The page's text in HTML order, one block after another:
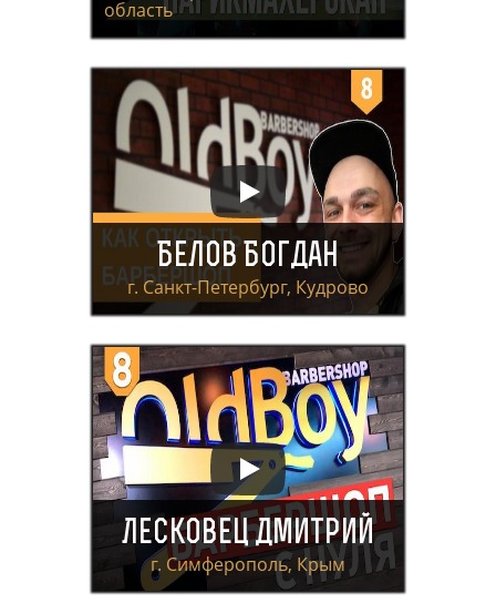
область
Белов Богдан
г. Санкт-Петербург, Кудрово
Лесковец Дмитрий
г. Симферополь, Крым